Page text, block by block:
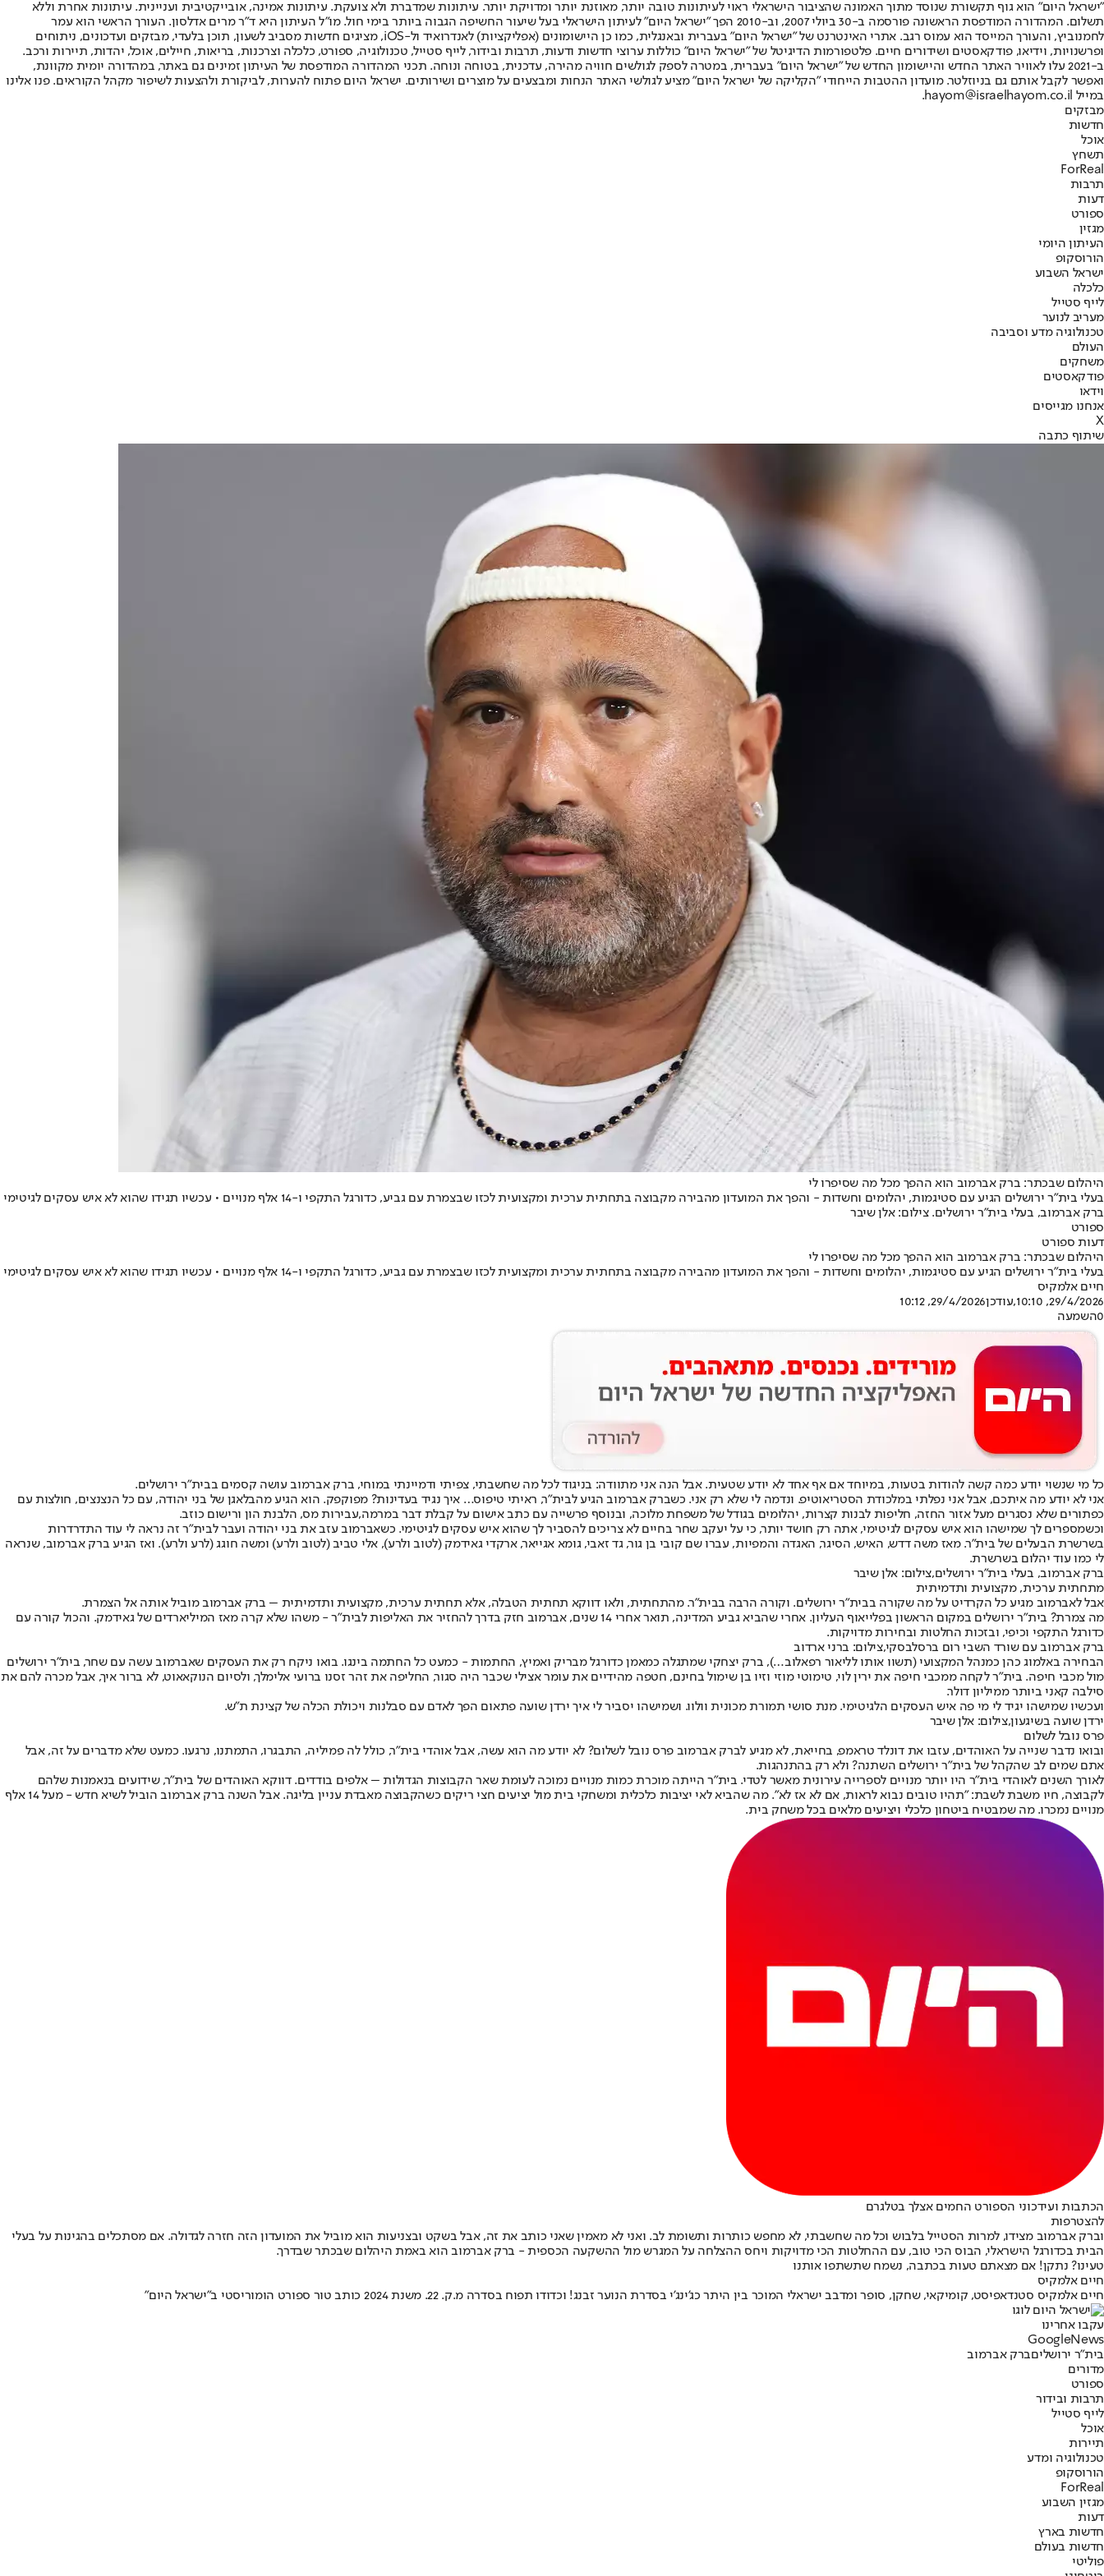
"ישראל היום" הוא גוף תקשורת שנוסד מתוך האמונה שהציבור הישראלי ראוי לעיתונות טובה יותר, מאוזנת יותר ומדויקת יותר. עיתונות שמדברת ולא צועקת. עיתונות אמינה, אובייקטיבית ועניינית. עיתונות אחרת וללא
תשלום. המהדורה המודפסת הראשונה פורסמה ב-30 ביולי 2007, וב-2010 הפך "ישראל היום" לעיתון הישראלי בעל שיעור החשיפה הגבוה ביותר בימי חול. מו"ל העיתון היא ד"ר מרים אדלסון. העורך הראשי הוא עמר
לחמנוביץ, והעורך המייסד הוא עמוס רגב. אתרי האינטרנט של "ישראל היום" בעברית ובאנגלית, כמו כן היישומונים (אפליקציות) לאנדרואיד ול-iOS, מציגים חדשות מסביב לשעון, תוכן בלעדי, מבזקים ועדכונים, ניתוחים
ופרשנויות, וידיאו, פודקאסטים ושידורים חיים. פלטפורמות הדיגיטל של "ישראל היום" כוללות ערוצי חדשות ודעות, תרבות ובידור, לייף סטייל, טכנולוגיה, ספורט, כלכלה וצרכנות, בריאות, חיילים, אוכל, יהדות, תיירות ורכב.
ב-2021 עלו לאוויר האתר החדש והיישומון החדש של "ישראל היום" בעברית, במטרה לספק לגולשים חוויה מהירה, עדכנית, בטוחה ונוחה. תכני המהדורה המודפסת של העיתון זמינים גם באתר, במהדורה יומית מקוונת,
ואפשר לקבל אותם גם בניוזלטר. מועדון ההטבות הייחודי "הקליקה של ישראל היום" מציע לגולשי האתר הנחות ומבצעים על מוצרים ושירותים. ישראל היום פתוח להערות, לביקורת ולהצעות לשיפור מקהל הקוראים. פנו אלינו
במייל hayom@israelhayom.co.il.
מבזקים
חדשות
אוכל
תשחץ
ForReal
תרבות
דעות
ספורט
מגזין
העיתון היומי
הורוסקופ
ישראל השבוע
כלכלה
לייף סטייל
מעריב לנוער
טכנולוגיה מדע וסביבה
העולם
משחקים
פודקאסטים
וידאו
אנחנו מגייסים
X
שיתוף כתבה
היהלום שבכתר: ברק אברמוב הוא ההפך מכל מה שסיפרו לי
בעלי בית"ר ירושלים הגיע עם סטיגמות, יהלומים וחשדות - והפך את המועדון מהבירה מקבוצה בתחתית ערכית ומקצועית לכזו שבצמרת עם גביע, כדורגל התקפי ו-14 אלף מנויים • עכשיו תגידו שהוא לא איש עסקים לגיטימי
ברק אברמוב, בעלי בית"ר ירושלים. צילום: אלן שיבר
ספורט
דעות ספורט
היהלום שבכתר: ברק אברמוב הוא ההפך מכל מה שסיפרו לי
בעלי בית"ר ירושלים הגיע עם סטיגמות, יהלומים וחשדות - והפך את המועדון מהבירה מקבוצה בתחתית ערכית ומקצועית לכזו שבצמרת עם גביע, כדורגל התקפי ו-14 אלף מנויים • עכשיו תגידו שהוא לא איש עסקים לגיטימי
חיים אלמקיס
29/4/2026, 10:10
,עודכן29/4/2026, 10:12
0השמעה
כל מי שנשוי יודע כמה קשה להודות בטעות, במיוחד אם אף אחד לא יודע שטעית. אבל הנה אני מתוודה: בניגוד לכל מה שחשבתי, צפיתי ודמיינתי במוחי, ברק אברמוב עושה קסמים בבית״ר ירושלים.
אני לא יודע מה איתכם, אבל אני נפלתי במלכודת הסטריאוטיפ. ונדמה לי שלא רק אני. כשברק אברמוב הגיע לבית״ר, ראיתי טיפוס… איך נגיד בעדינות? מפוקפק. הוא הגיע מהבלאגן של בני יהודה, עם כל הנצנצים, חולצות עם
כפתורים שלא נסגרים מעל אזור החזה, חליפות לבנות קצרות, יהלומים בגודל של משפחת מלוכה, ובנוסף פרשייה עם כתב אישום על קבלת דבר במרמה,עבירות מס, הלבנת הון ורישום כוזב.
וכשמספרים לך שמישהו הוא איש עסקים לגיטימי, אתה רק חושד יותר, כי על יעקב שחר בחיים לא צריכים להסביר לך שהוא איש עסקים לגיטימי. כשאברמוב עזב את בני יהודה ועבר לבית״ר זה נראה לי עוד התדרדרות
בשרשרת הבעלים של בית״ר. מאז משה דדש, האיש, הסיגר, האגדה והמפיות, עברו שם קובי בן גור, גד זאבי, גומא אגייאר, ארקדי גאידמק (לטוב ולרע), אלי טביב (לטוב ולרע) ומשה חוגג (לרע ולרע). ואז הגיע ברק אברמוב, שנראה
לי כמו עוד יהלום בשרשרת.
ברק אברמוב, בעלי בית"ר ירושלים,צילום: אלן שיבר
מתחתית ערכית, מקצועית ותדמיתית
אבל לאברמוב מגיע כל הקרדיט על מה שקורה בבית״ר ירושלים. וקורה הרבה בבית״ר. מהתחתית, ולאו דווקא תחתית הטבלה, אלא תחתית ערכית, מקצועית ותדמיתית – ברק אברמוב מוביל אותה אל הצמרת.
מה צמרת? בית״ר ירושלים במקום הראשון בפלייאוף העליון. אחרי שהביא גביע המדינה, תואר אחרי 14 שנים, אברמוב חזק בדרך להחזיר את האליפות לבית״ר - משהו שלא קרה מאז המיליארדים של גאידמק. והכול קורה עם
כדורגל התקפי וכיפי, ובזכות החלטות ובחירות מדויקות.
ברק אברמוב עם שורד השבי רום ברסלבסקי,צילום: ברני ארדוב
הבחירה באלמוג כהן כמנהל המקצועי (תשוו אותו לליאור רפאלוב…), ברק יצחקי שמתגלה כמאמן כדורגל מבריק ואמיץ, החתמות - כמעט כל החתמה בינגו. בואו ניקח רק את העסקים שאברמוב עשה עם שחר, בית״ר ירושלים
מול מכבי חיפה. בית״ר לקחה ממכבי חיפה את ירין לוי, טימוטי מוזי וזיו בן שימול בחינם, חטפה מהידיים את עומר אצילי שכבר היה סגור, החליפה את זהר זסנו ברועי אלימלך, ולסיום הנוקאאוט, לא ברור איך, אבל מכרה להם את
סילבה קאני ביותר ממיליון דולר.
ועכשיו שמישהו יגיד לי מי פה איש העסקים הלגיטימי. מנת סושי תמורת מכונית וולוו. ושמישהו יסביר לי איך ירדן שועה פתאום הפך לאדם עם סבלנות ויכולת הכלה של קצינת ת״ש.
ירדן שועה בשיגעון,צילום: אלן שיבר
פרס נובל לשלום
ובואו נדבר שנייה על האוהדים, עזבו את דונלד טראמפ, בחייאת, לא מגיע לברק אברמוב פרס נובל לשלום? לא יודע מה הוא עשה, אבל אוהדי בית״ר, כולל לה פמיליה, התבגרו, התמתנו, נרגעו. כמעט שלא מדברים על זה, אבל
אתם שמים לב שהקהל של בית״ר ירושלים השתנה? ולא רק בהתנהגות.
לאורך השנים לאוהדי בית״ר היו יותר מנויים לספרייה עירונית מאשר לטדי. בית״ר הייתה מוכרת כמות מנויים נמוכה לעומת שאר הקבוצות הגדולות – אלפים בודדים. דווקא האוהדים של בית״ר, שידועים בנאמנות שלהם
לקבוצה, חיו משבת לשבת: "תהיו טובים נבוא לראות, אם לא אז לא". מה שהביא לאי יציבות כלכלית ומשחקי בית מול יציעים חצי ריקים כשהקבוצה מאבדת עניין בליגה. אבל השנה ברק אברמוב הוביל לשיא חדש - מעל 14 אלף
מנויים נמכרו. מה שמבטיח ביטחון כלכלי ויציעים מלאים בכל משחק בית.
הכתבות ועידכוני הספורט החמים אצלך בטלגרם
להצטרפות
וברק אברמוב מצידו, למרות הסטייל בלבוש וכל מה שחשבתי, לא מחפש כותרות ותשומת לב. ואני לא מאמין שאני כותב את זה, אבל בשקט ובצניעות הוא מוביל את המועדון הזה חזרה לגדולה. אם מסתכלים בהגינות על בעלי
הבית בכדורגל הישראלי, הבוס הכי טוב, עם ההחלטות הכי מדויקות ויחס ההצלחה על המגרש מול ההשקעה הכספית - ברק אברמוב הוא באמת היהלום שבכתר שבדרך.
טעינו? נתקן! אם מצאתם טעות בכתבה, נשמח שתשתפו אותנו
חיים אלמקיס
חיים אלמקיס סטנדאפיסט, קומיקאי, שחקן, סופר ומדבב ישראלי המוכר בין היתר כג'ינג'י בסדרת הנוער זבנג! וכדודו תפוח בסדרה מ.ק. 22. משנת 2024 כותב טור ספורט הומוריסטי ב"ישראל היום"
עקבו אחרינו
Googl eNews
בית"ר ירושליםברק אברמוב
מדורים
ספורט
תרבות ובידור
לייף סטייל
אוכל
תיירות
טכנולוגיה ומדע
הורוסקופ
ForReal
מגזין השבוע
דעות
חדשות בארץ
חדשות בעולם
פוליטי